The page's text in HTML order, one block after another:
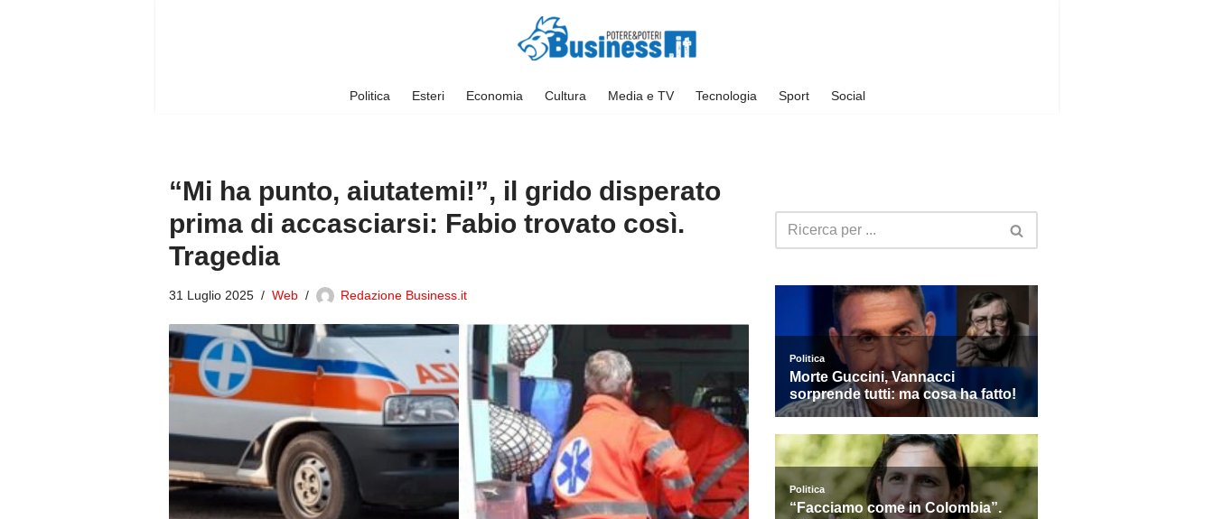
Politica Esteri Economia Cultura Media e TV Tecnologia Sport Social
“Mi ha punto, aiutatemi!”, il grido disperato
prima di accasciarsi: Fabio trovato così.
Tragedia
31 Luglio 2025 Web Redazione Business.it